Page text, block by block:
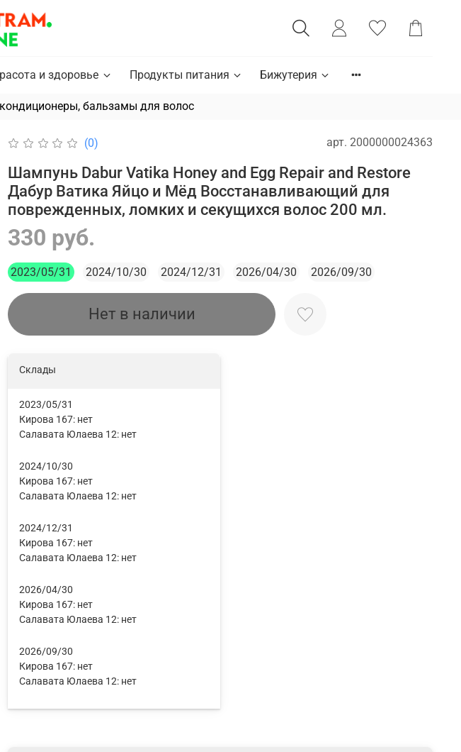
и здоровье Продукты питания Бижутерия
бальзамы для волос
(0) арт. 2000000024363
Шампунь Dabur Vatika Honey and Egg Repair and Restore
Дабур Ватика Яйцо и Мёд Восстанавливающий для
поврежденных, ломких и секущихся волос 200 мл.
330 руб.
Нет в наличии
Склады
2023/05/31
Кирова 167: нет
Салавата Юлаева 12: нет
2024/10/30
Кирова 167: нет
Салавата Юлаева 12: нет
2024/12/31
Кирова 167: нет
Салавата Юлаева 12: нет
2026/04/30
Кирова 167: нет
Салавата Юлаева 12: нет
2026/09/30
Кирова 167: нет
Салавата Юлаева 12: нет
2023/05/31 2024/10/30 2024/12/31 2026/04/30 2026/09/30